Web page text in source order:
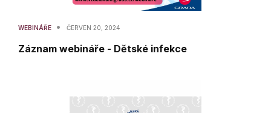
WEBINÁŘE • ČERVEN 20, 2024
Záznam webináře - Dětské infekce